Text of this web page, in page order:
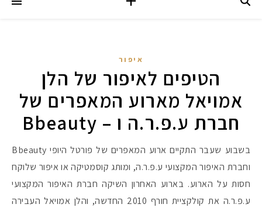
איפור
הטיפים לאיפור של הלן
אמויאל מארוע המאפרים של
חברת ע.פ.ר.ה ו – Bbeauty
בשבוע שעבר התקיים ארוע המאפרים של פורטל היופי Bbeauty
וחברת האיפור המקצועי ע.פ.ר.ה, ומותג קוסמטיקה או איפור שלוקח
חסות על הארוע. בארוע האחרון השיקה חברת האיפור המקצועי
ע.פ.ר.ה את קולקציית חורף 2010 החדשה, והלן אמויאל העבירה